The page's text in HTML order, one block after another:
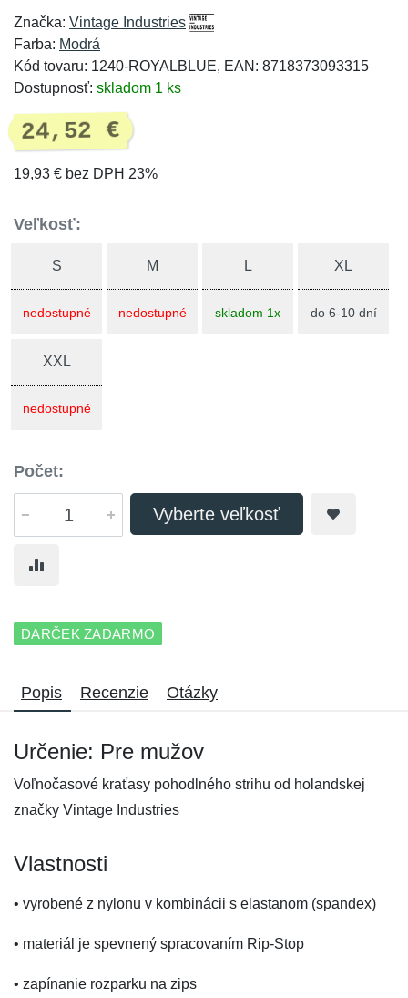
Značka: Vintage Industries
Farba: Modrá
Kód tovaru: 1240-ROYALBLUE, EAN: 8718373093315
Dostupnosť: skladom 1 ks
24,52 €
19,93 € bez DPH 23%
Veľkosť:
S
nedostupné
M
nedostupné
L
skladom 1x
XL
do 6-10 dní
XXL
nedostupné
Počet:
Vyberte veľkosť
DARČEK ZADARMO
Popis Recenzie Otázky
Určenie: Pre mužov
Voľnočasové kraťasy pohodlného strihu od holandskej
značky Vintage Industries
Vlastnosti
• vyrobené z nylonu v kombinácii s elastanom (spandex)
• materiál je spevnený spracovaním Rip-Stop
• zapínanie rozparku na zips